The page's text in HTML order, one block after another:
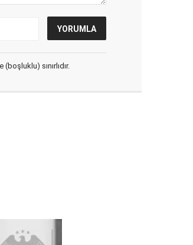
sınırlıdır.